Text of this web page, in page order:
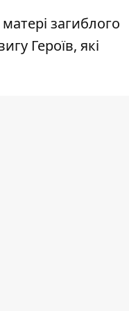
загиблого
Героїв, які